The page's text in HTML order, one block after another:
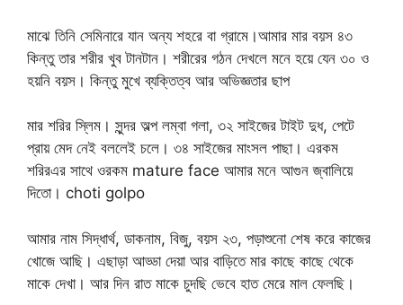
মাঝে তিনি সেমিনারে যান অন্য শহরে বা গ্রামে।আমার মার বয়স ৪৩
কিন্তু তার শরীর খুব টানটান। শরীরের গঠন দেখলে মনে হয়ে যেন ৩০ ও
হয়নি বয়স। কিন্তু মুখে ব্যক্তিত্ব আর অভিজ্ঞতার ছাপ
মার শরির স্লিম। সুন্দর অল্প লম্বা গলা, ৩২ সাইজের টাইট দুধ, পেটে
প্রায় মেদ নেই বললেই চলে। ৩৪ সাইজের মাংসল পাছা। এরকম
শরিরএর সাথে ওরকম mature face আমার মনে আগুন জ্বালিয়ে
দিতো। choti golpo
আমার নাম সিদ্ধার্থ, ডাকনাম, বিজু, বয়স ২৩, পড়াশুনো শেষ করে কাজের
খোজে আছি। এছাড়া আড্ডা দেয়া আর বাড়িতে মার কাছে কাছে থেকে
মাকে দেখা। আর দিন রাত মাকে চুদছি ভেবে হাত মেরে মাল ফেলছি।